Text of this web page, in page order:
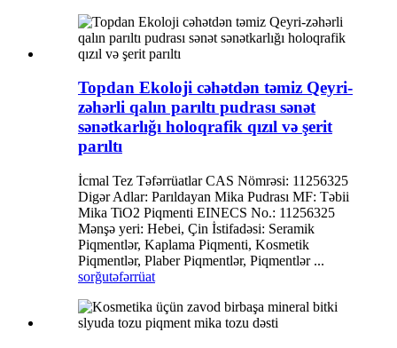
Topdan Ekoloji cəhətdən təmiz Qeyri-
zəhərli qalın parıltı pudrası sənət
sənətkarlığı holoqrafik qızıl və şerit
parıltı
İcmal Tez Təfərrüatlar CAS Nömrəsi: 11256325
Digər Adlar: Parıldayan Mika Pudrası MF: Təbii
Mika TiO2 Piqmenti EINECS No.: 11256325
Mənşə yeri: Hebei, Çin İstifadəsi: Seramik
Piqmentlər, Kaplama Piqmenti, Kosmetik
Piqmentlər, Plaber Piqmentlər, Piqmentlər ...
sorğutəfərrüat